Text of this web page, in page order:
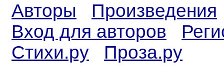
Авторы
Произведения
Вход для авторов
Стихи.ру
Проза.ру